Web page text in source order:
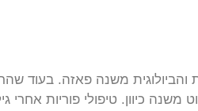
הרפואית והביולוגית משנה פאזה.